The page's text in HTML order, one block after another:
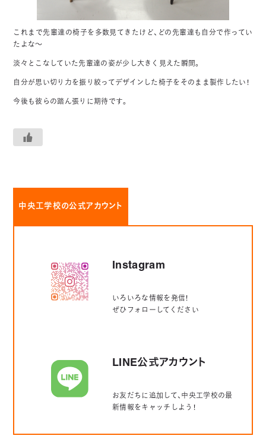
これまで先輩達の椅子を多数見てきたけど、どの先輩達も自分で作ってい
たよな～
淡々とこなしていた先輩達の姿が少し大きく見えた瞬間。
自分が思い切り力を振り絞ってデザインした椅子をそのまま製作したい！
今後も彼らの踏ん張りに期待です。
中央工学校の公式アカウント
Instagram
いろいろな情報を発信！
ぜひフォローしてください
LINE公式アカウント
お友だちに追加して、中央工学校の最
新情報をキャッチしよう！